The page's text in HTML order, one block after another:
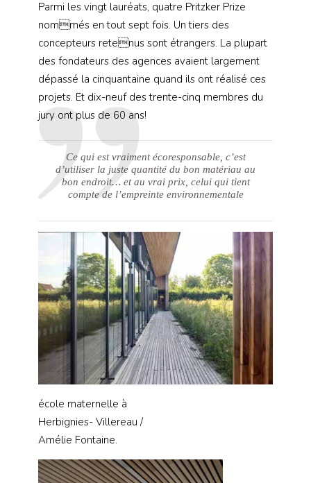
Parmi les vingt lauréats, quatre Pritzker Prize
nommés en tout sept fois. Un tiers des
concepteurs retenus sont étrangers. La plupart
des fondateurs des agences avaient largement
dépassé la cinquantaine quand ils ont réalisé ces
projets. Et dix-neuf des trente-cinq membres du
jury ont plus de 60 ans!
Ce qui est vraiment écoresponsable, c’est
d’utiliser la juste quantité du bon matériau au
bon endroit… et au vrai prix, celui qui tient
compte de l’empreinte environnementale
école maternelle à
Herbignies- Villereau /
Amélie Fontaine.